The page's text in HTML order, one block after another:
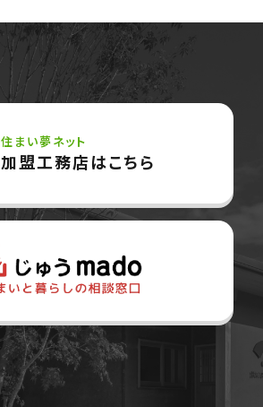
住まい夢ネット
加盟工務店はこちら